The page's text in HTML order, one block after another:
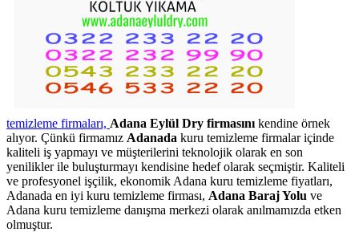
temizleme firmaları, Adana Eylül Dry firmasını kendine örnek
alıyor. Çünkü firmamız Adanada kuru temizleme firmalar içinde
kaliteli iş yapmayı ve müşterilerini teknolojik olarak en son
yenilikler ile buluşturmayı kendisine hedef olarak seçmiştir. Kaliteli
ve profesyonel işçilik, ekonomik Adana kuru temizleme fiyatları,
Adanada en iyi kuru temizleme firması, Adana Baraj Yolu ve
Adana kuru temizleme danışma merkezi olarak anılmamızda etken
olmuştur.